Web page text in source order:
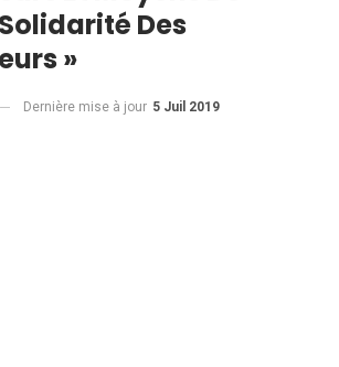
Des
»
Dernière mise à jour 5 Juil 2019